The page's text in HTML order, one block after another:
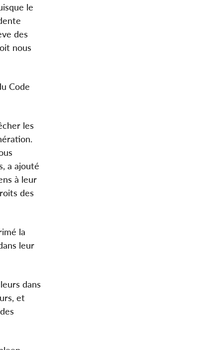
le
des
nous
Code
les
a ajouté
à leur
des
la
leur
dans
et